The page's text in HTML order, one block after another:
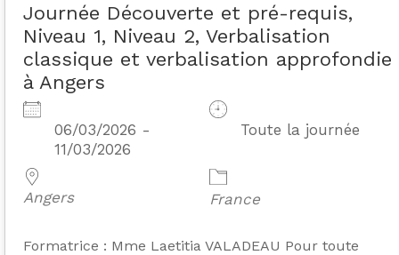
Journée Découverte et pré-requis,
Niveau 1, Niveau 2, Verbalisation
classique et verbalisation approfondie
à Angers
06/03/2026 -
11/03/2026
Toute la journée
Angers France
Formatrice : Mme Laetitia VALADEAU Pour toute